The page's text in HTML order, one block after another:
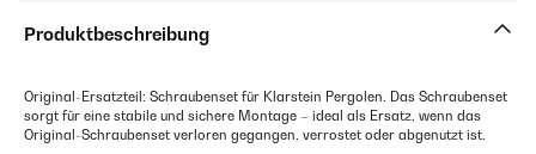
Produktbeschreibung
Original-Ersatzteil: Schraubenset für Klarstein Pergolen. Das Schraubenset
sorgt für eine stabile und sichere Montage – ideal als Ersatz, wenn das
Original-Schraubenset verloren gegangen, verrostet oder abgenutzt ist.